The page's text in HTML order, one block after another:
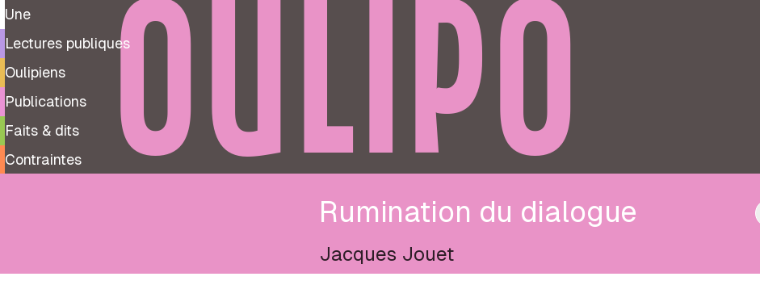
Une
Lectures publiques
Oulipiens
Publications
Faits & dits
Contraintes
OULIPO
Rumination du dialogue
Jacques Jouet